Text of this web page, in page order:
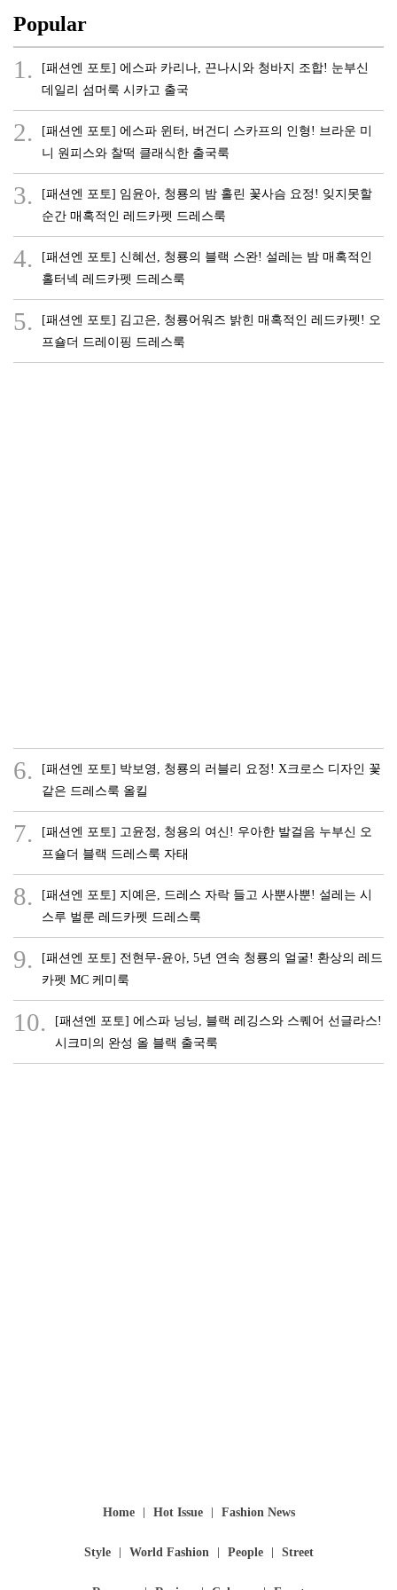
Popular
1.
[패션엔 포토] 에스파 카리나, 끈나시와 청바지 조합! 눈부신
데일리 섬머룩 시카고 출국
2.
[패션엔 포토] 에스파 윈터, 버건디 스카프의 인형! 브라운 미
니 원피스와 찰떡 클래식한 출국룩
3.
[패션엔 포토] 임윤아, 청룡의 밤 홀린 꽃사슴 요정! 잊지못할
순간 매혹적인 레드카펫 드레스룩
4.
[패션엔 포토] 신혜선, 청룡의 블랙 스완! 설레는 밤 매혹적인
홀터넥 레드카펫 드레스룩
5.
[패션엔 포토] 김고은, 청룡어워즈 밝힌 매혹적인 레드카펫! 오
프숄더 드레이핑 드레스룩
6.
[패션엔 포토] 박보영, 청룡의 러블리 요정! X크로스 디자인 꽃
같은 드레스룩 올킬
7.
[패션엔 포토] 고윤정, 청용의 여신! 우아한 발걸음 누부신 오
프숄더 블랙 드레스룩 자태
8.
[패션엔 포토] 지예은, 드레스 자락 들고 사뿐사뿐! 설레는 시
스루 벌룬 레드카펫 드레스룩
9.
[패션엔 포토] 전현무-윤아, 5년 연속 청룡의 얼굴! 환상의 레드
카펫 MC 케미룩
10.
[패션엔 포토] 에스파 닝닝, 블랙 레깅스와 스퀘어 선글라스!
시크미의 완성 올 블랙 출국룩
Home Hot Issue Fashion News
Style World Fashion People Street